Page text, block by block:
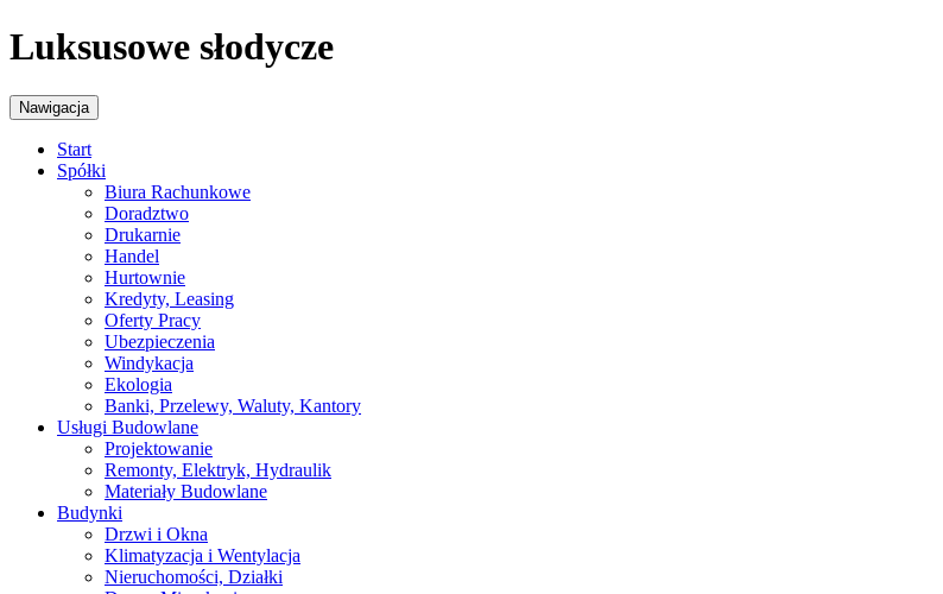
Luksusowe słodycze
Nawigacja
Start
Spółki
Biura Rachunkowe
Doradztwo
Drukarnie
Handel
Hurtownie
Kredyty, Leasing
Oferty Pracy
Ubezpieczenia
Windykacja
Ekologia
Banki, Przelewy, Waluty, Kantory
Usługi Budowlane
Projektowanie
Remonty, Elektryk, Hydraulik
Materiały Budowlane
Budynki
Drzwi i Okna
Klimatyzacja i Wentylacja
Nieruchomości, Działki